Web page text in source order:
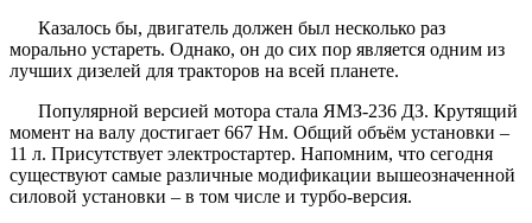
Казалось бы, двигатель должен был несколько раз
морально устареть. Однако, он до сих пор является одним из
лучших дизелей для тракторов на всей планете.
Популярной версией мотора стала ЯМЗ-236 ДЗ. Крутящий
момент на валу достигает 667 Нм. Общий объём установки –
11 л. Присутствует электростартер. Напомним, что сегодня
существуют самые различные модификации вышеозначенной
силовой установки – в том числе и турбо-версия.